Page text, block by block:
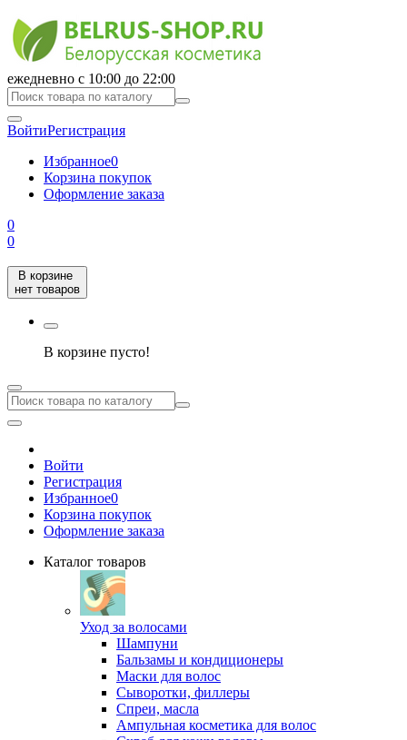
ежедневно с 10:00 до 22:00
ВойтиРегистрация
Избранное0
Корзина покупок
Оформление заказа
0
0
В корзине
нет товаров
В корзине пусто!
Войти
Регистрация
Избранное0
Корзина покупок
Оформление заказа
Каталог товаров
Уход за волосами
Шампуни
Бальзамы и кондиционеры
Маски для волос
Сыворотки, филлеры
Спреи, масла
Ампульная косметика для волос